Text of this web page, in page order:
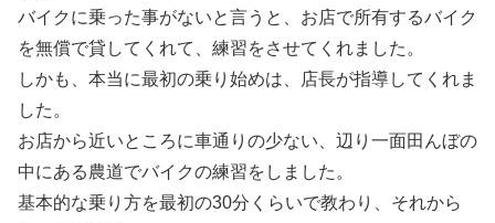
バイクに乗った事がないと言うと、お店で所有するバイク
を無償で貸してくれて、練習をさせてくれました。
しかも、本当に最初の乗り始めは、店長が指導してくれま
した。
お店から近いところに車通りの少ない、辺り一面田んぼの
中にある農道でバイクの練習をしました。
基本的な乗り方を最初の30分くらいで教わり、それから